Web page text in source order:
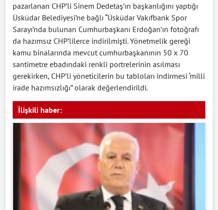
pazarlanan CHP’li Sinem Dedetaş’ın başkanlığını yaptığı
Üsküdar Belediyesi’ne bağlı “Üsküdar Vakıfbank Spor
Sarayı’nda bulunan Cumhurbaşkanı Erdoğan’ın fotoğrafı
da hazımsız CHP’lilerce indirilmişti. Yönetmelik gereği
kamu binalarında mevcut cumhurbaşkanının 50 x 70
santimetre ebadındaki renkli portrelerinin asılması
gerekirken, CHP’li yöneticilerin bu tabloları indirmesi ‘milli
irade hazımsızlığı” olarak değerlendirildi.
İlişkili haber: